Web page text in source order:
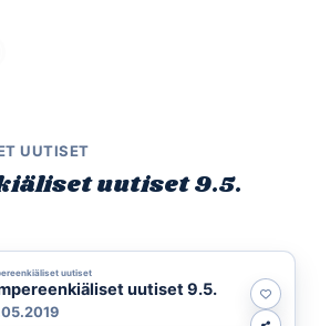
UUTISET
uutiset 9.5.
uutiset
uutiset 9.5.